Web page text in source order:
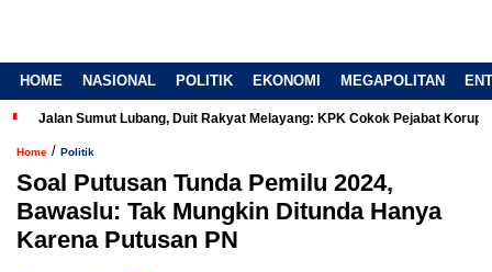
HOME NASIONAL POLITIK EKONOMI MEGAPOLITAN
Jalan Sumut Lubang, Duit Rakyat Melayang: KPK Cokok Pejabat Korup
Home / Politik
Soal Putusan Tunda Pemilu 2024,
Bawaslu: Tak Mungkin Ditunda Hanya
Karena Putusan PN